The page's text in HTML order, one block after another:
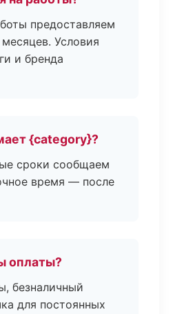
предоставляем
Условия
и бренда
{category}?
сроки сообщаем
время — после
оплаты?
безналичный
для постоянных